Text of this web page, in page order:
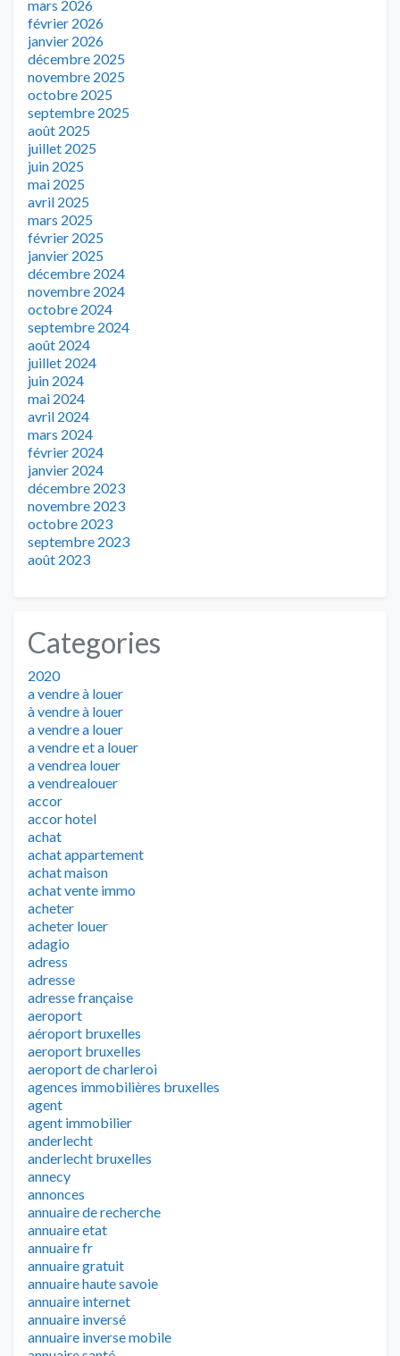
mars 2026
février 2026
janvier 2026
décembre 2025
novembre 2025
octobre 2025
septembre 2025
août 2025
juillet 2025
juin 2025
mai 2025
avril 2025
mars 2025
février 2025
janvier 2025
décembre 2024
novembre 2024
octobre 2024
septembre 2024
août 2024
juillet 2024
juin 2024
mai 2024
avril 2024
mars 2024
février 2024
janvier 2024
décembre 2023
novembre 2023
octobre 2023
septembre 2023
août 2023
Categories
2020
a vendre à louer
à vendre à louer
a vendre a louer
a vendre et a louer
a vendrea louer
a vendrealouer
accor
accor hotel
achat
achat appartement
achat maison
achat vente immo
acheter
acheter louer
adagio
adress
adresse
adresse française
aeroport
aéroport bruxelles
aeroport bruxelles
aeroport de charleroi
agences immobilières bruxelles
agent
agent immobilier
anderlecht
anderlecht bruxelles
annecy
annonces
annuaire de recherche
annuaire etat
annuaire fr
annuaire gratuit
annuaire haute savoie
annuaire internet
annuaire inversé
annuaire inverse mobile